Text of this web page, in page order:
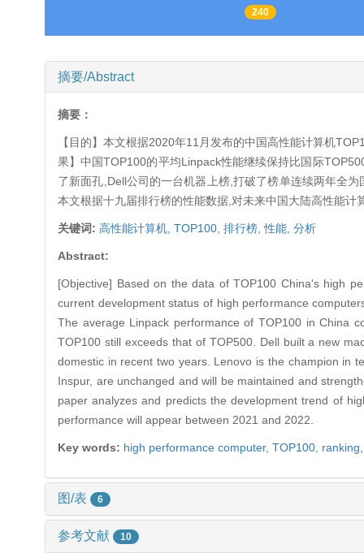
240
摘要/Abstract
摘要：
【目的】本文根据2020年11月发布的中国高性能计算机
果】中国TOP100的平均Linpack性能继续保持比国际
了新面孔,Dell公司的一台机器上榜,打破了榜单连续两年全
本文根据十九届排行榜的性能数据,对未来中国大陆高性能
关键词: 高性能计算机, TOP100, 排行榜,性能, 分析
Abstract:
[Objective] Based on the data of TOP100 China's high
current development status of high performance
The average Linpack performance of TOP100 in China
TOP100 still exceeds that of TOP500. Dell built a new
domestic in recent two years. Lenovo is the champion in
Inspur, are unchanged and will be maintained and
paper analyzes and predicts the development trend of
performance will appear between 2021 and 2022.
Key words: high performance computer, TOP100,
图/表 6
参考文献 10